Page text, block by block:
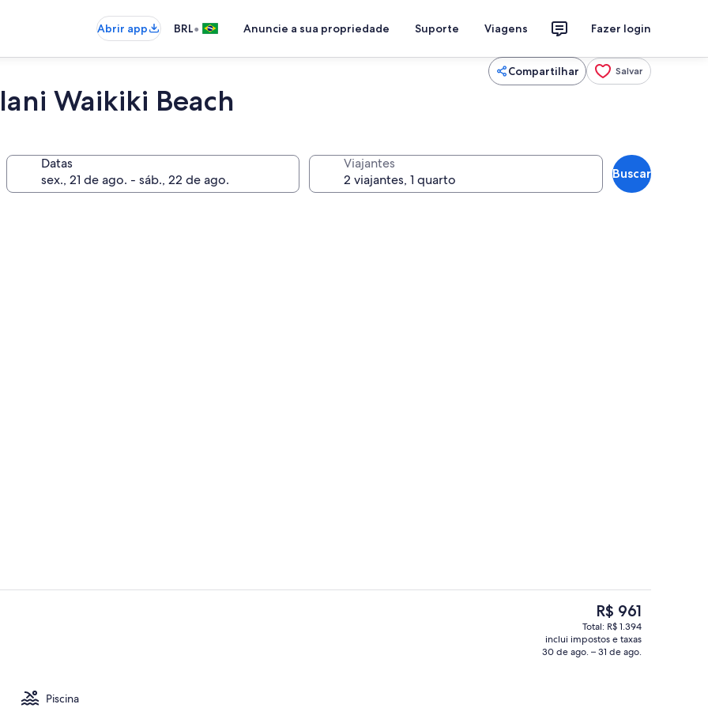
Abrir app BRL• Anuncie a sua propriedade Suporte Viagens Fazer login
Compartilhar Salvar
Waikiki Beach
Datas Viajantes
Buscar
Piscina externa, funciona das 8h às 19h, barracas, guarda-sóis
Vista do quarto
Piscina
O
preço
atual
é
R$ 961
Total: R$ 1.394
inclui impostos e taxas
30 de ago. – 31 de ago.